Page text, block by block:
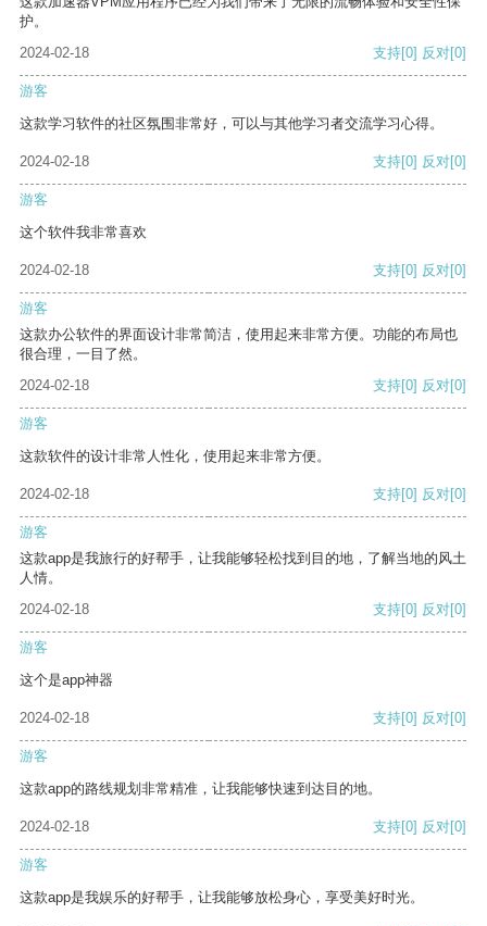
护。
2024-02-18
支持[0] 反对[0]
游客
这款学习软件的社区氛围非常好，可以与其他学习者交流学习心得。
2024-02-18 支持[0] 反对[0]
游客
这个软件我非常喜欢
2024-02-18 支持[0] 反对[0]
游客
这款办公软件的界面设计非常简洁，使用起来非常方便。功能的布局也
很合理，一目了然。
2024-02-18
支持[0] 反对[0]
游客
这款软件的设计非常人性化，使用起来非常方便。
2024-02-18 支持[0] 反对[0]
游客
这款app是我旅行的好帮手，让我能够轻松找到目的地，了解当地的风土
人情。
2024-02-18
支持[0] 反对[0]
游客
这个是app神器
2024-02-18 支持[0] 反对[0]
游客
这款app的路线规划非常精准，让我能够快速到达目的地。
2024-02-18 支持[0] 反对[0]
游客
这款app是我娱乐的好帮手，让我能够放松身心，享受美好时光。